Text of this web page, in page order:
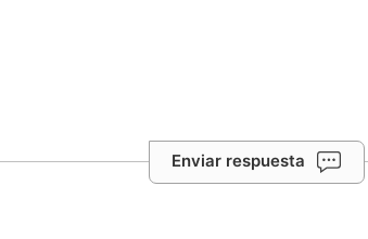
Enviar respuesta